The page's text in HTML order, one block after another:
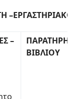
–
ΒΙΒΛΙΟΥ